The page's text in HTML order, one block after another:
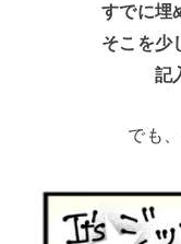
すでに埋
そこを少
記
でも